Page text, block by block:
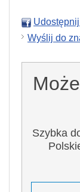
Wyślij do
Szybka